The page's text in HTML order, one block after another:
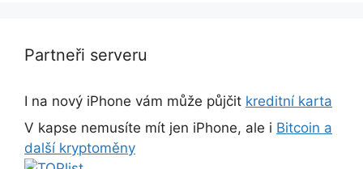
Partneři serveru
I na nový iPhone vám může půjčit kreditní karta
V kapse nemusíte mít jen iPhone, ale i Bitcoin a
další kryptoměny